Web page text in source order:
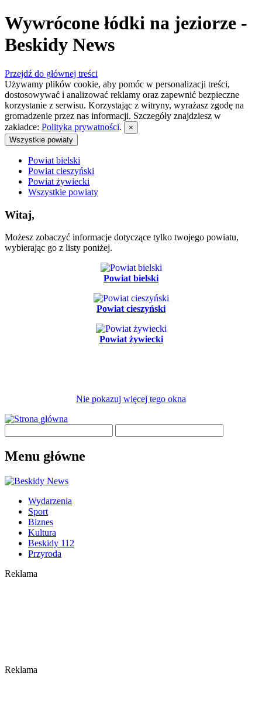
Wywrócone łódki na jeziorze -
Beskidy News
Przejdź do głównej treści
Używamy plików cookie, aby pomóc w personalizacji treści,
dostosowywać i analizować reklamy oraz zapewnić bezpieczne
korzystanie z serwisu. Korzystając z witryny, wyrażasz zgodę na
gromadzenie przez nas informacji. Szczegóły znajdziesz w
zakładce: Polityka prywatności.
×
Wszystkie powiaty
Powiat bielski
Powiat cieszyński
Powiat żywiecki
Wszystkie powiaty
Witaj,
Możesz zobaczyć informacje dotyczące tylko twojego powiatu,
wybierając go z listy poniżej.
Powiat bielski
Powiat cieszyński
Powiat żywiecki
Nie pokazuj więcej tego okna
Menu główne
Wydarzenia
Sport
Biznes
Kultura
Beskidy 112
Przyroda
Reklama
Reklama